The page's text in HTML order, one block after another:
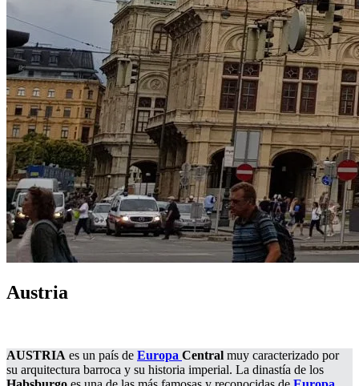
Austria
AUSTRIA es un país de Europa Central muy caracterizado por
su arquitectura barroca y su historia imperial. La dinastía de los